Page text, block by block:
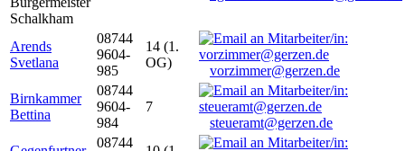
Schalkham
Arends
Svetlana
08744
9604-
985
14 (1.
OG)
vorzimmer@gerzen.de
Birnkammer
Bettina
08744
9604-
984
7
steueramt@gerzen.de
08744